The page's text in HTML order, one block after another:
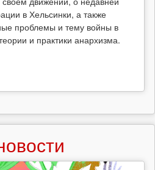
в Хельсинки, а также
проблемы и тему войны в
и практики анархизма.